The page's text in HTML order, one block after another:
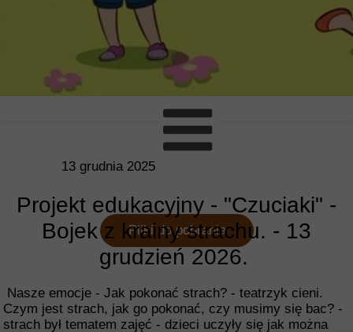
13 grudnia 2025
Projekt edukacyjny - "Czuciaki" -
Bojek z krainy strachu. - 13
grudzień 2026.
Nasze emocje - Jak pokonać strach? - teatrzyk cieni.
Czym jest strach, jak go pokonać, czy musimy się bac? -
strach był tematem zajęć - dzieci uczyły się jak można
Pliki do pobrania